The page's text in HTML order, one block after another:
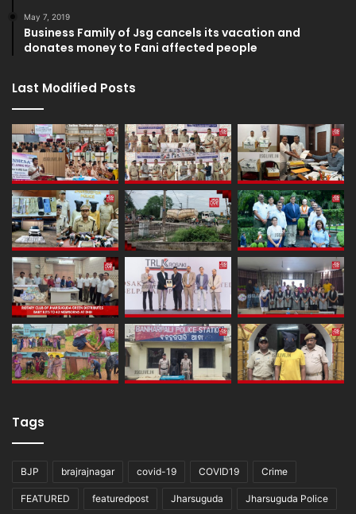
May 7, 2019
Business Family of Jsg cancels its vacation and
donates money to Fani affected people
Last Modified Posts
Tags
BJP brajrajnagar covid-19 COVID19 Crime
FEATURED featuredpost Jharsuguda Jharsuguda Police